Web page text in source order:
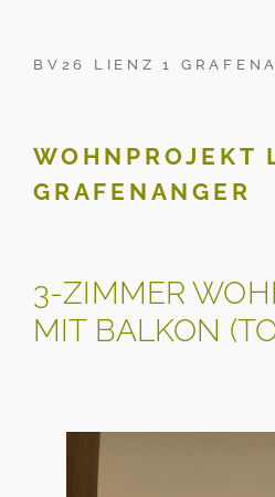
BV26 LIENZ 1
WOHNPROJEKT
GRAFENANGER
3-ZIMMER
MIT BALKON